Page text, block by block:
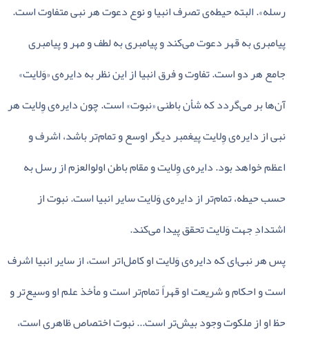
رسله‌». البته‌ حیطه‌ی‌ تصرف‌ انبیا و نوع‌ دعوت‌ هر نبی‌ متفاوت‌ است‌.
پیامبری‌ به‌ قهر دعوت‌ می‌کند و پیامبری‌ به‌ لطف‌ و مهر و پیامبری‌
جامع‌ هر دو است‌. تفاوت‌ و فرق‌ انبیا از این‌ نظر به‌ دایره‌ی‌ «وَلایت‌»
آن‌ها بر می‌گردد که‌ شأن‌ باطنی‌ «نبوت‌» است‌. چون‌ دایره‌ی‌ وِلایت‌ هر
نبی‌ از دایره‌ی‌ وِلایت‌ پیغمبر دیگر اوسع‌ و تمام‌تر باشد، اشرف‌ و
اعظم‌ خواهد بود. دایره‌ی‌ وِلایت‌ و مقام‌ باطن‌ اولوالعزم‌ از رسل‌ به‌
حسب‌ حیطه‌، تمام‌تر از دایره‌ی‌ وَلایت‌ سایر انبیا است‌. نبوت‌ از
اشتدادِ جهت‌ وَلایت‌ تحقق‌ پیدا می‌کند.
پس‌ هر نبی‌ای‌ که‌ دایره‌ی‌ وَلایت‌ او کامل‌اتر است‌، از سایر انبیا اشرف‌
است‌ و احکام‌ و شریعت‌ او قهراً تمام‌تر است‌ و مأخذ علم‌ او وسیع‌تر و
حظ‌ او از ملکوت‌ وجود بیش‌تر است‌... نبوت‌ اختصاص‌ ظاهری‌ است‌،